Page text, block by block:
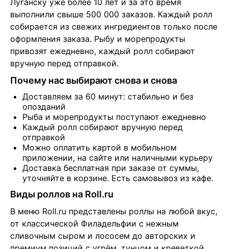
выполнили свыше 500 000 заказов. Каждый ролл
собирается из свежих ингредиентов только после
оформления заказа. Рыбу и морепродукты
привозят ежедневно, каждый ролл собирают
вручную перед отправкой.
Почему нас выбирают снова и снова
Доставляем за 60 минут: стабильно и без
опозданий
Рыба и морепродукты поступают ежедневно
Каждый ролл собирают вручную перед
отправкой
Можно оплатить картой в мобильном
приложении, на сайте или наличными курьеру
Доставка бесплатная при заказе от суммы,
уточняйте в корзине. Есть самовывоз из кафе.
Виды роллов на Roll.ru
В меню Roll.ru представлены роллы на любой вкус,
от классической Филадельфии с нежным
сливочным сыром и лососем до авторских и